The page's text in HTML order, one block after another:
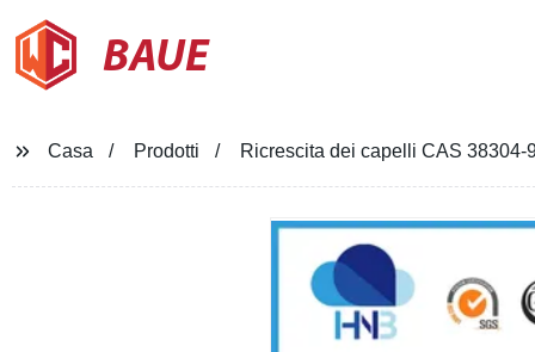
BAUE
Casa Prodotti Ricrescita dei capelli CAS 38304-